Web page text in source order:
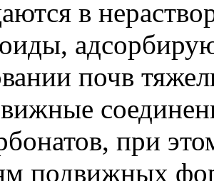
в
почв
при
подвижных